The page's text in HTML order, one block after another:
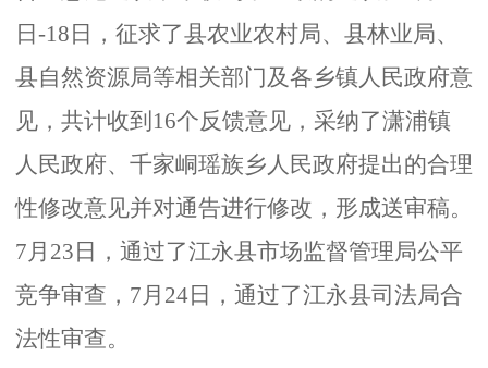
日-18日，征求了县农业农村局、县林业局、
县自然资源局等相关部门及各乡镇人民政府意
见，共计收到16个反馈意见，采纳了潇浦镇
人民政府、千家峒瑶族乡人民政府提出的合理
性修改意见并对通告进行修改，形成送审稿。
7月23日，通过了江永县市场监督管理局公平
竞争审查，7月24日，通过了江永县司法局合
法性审查。